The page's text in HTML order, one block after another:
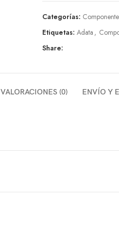
Categorías:
Etiquetas: Adata ,
Share:
VALORACIONES (0) ENVÍO Y